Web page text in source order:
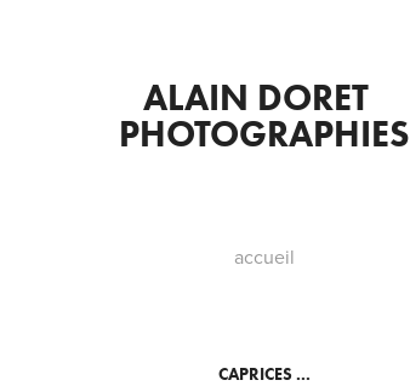
ALAIN DORET
PHOTOGRAPHIES
accueil
CAPRICES ...